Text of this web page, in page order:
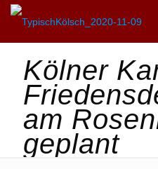
Kölner
am
geplant